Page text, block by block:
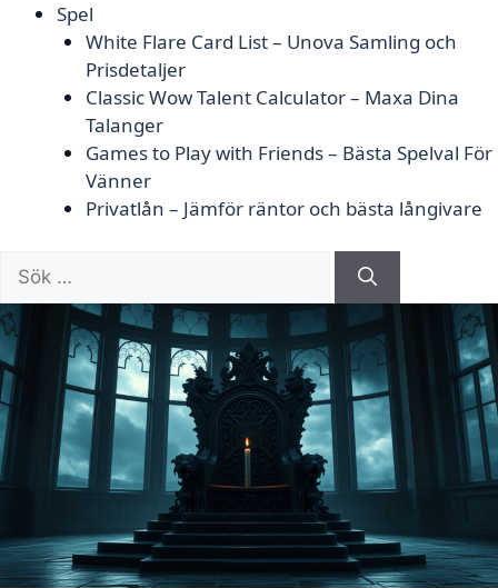
Spel
White Flare Card List – Unova Samling och
Prisdetaljer
Classic Wow Talent Calculator – Maxa Dina
Talanger
Games to Play with Friends – Bästa Spelval För
Vänner
Privatlån – Jämför räntor och bästa långivare
Sök
efter: